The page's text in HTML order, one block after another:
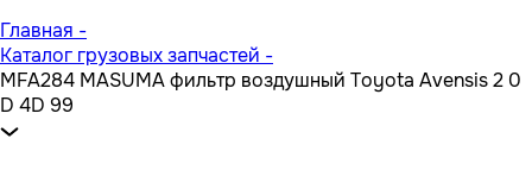
Главная -
Каталог грузовых запчастей -
MFA284 MASUMA фильтр воздушный Toyota Avensis 2 0
D 4D 99